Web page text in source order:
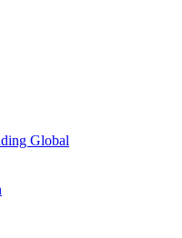
Global